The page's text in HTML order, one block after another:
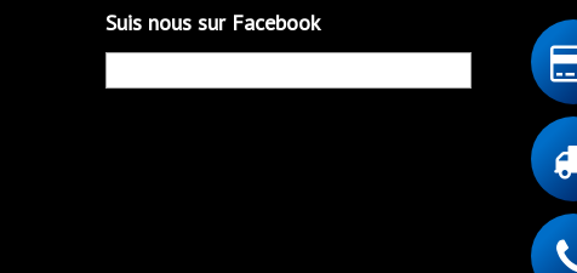
Suis nous sur Facebook